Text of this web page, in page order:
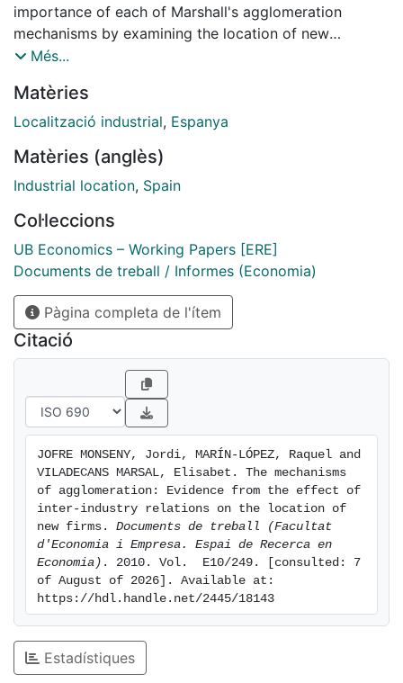
importance of each of Marshall's agglomeration
mechanisms by examining the location of new
manufacturing firms in Spain. In particular, we estimate
function of (pre-determined) local employment levels
in industries that: 1) use similar workers (labor market
(input sharing); and 3) use similar technologies
(knowledge spillovers). We examine the variation in
municipalities within large cities to shed light on the
geographical scope of each of the three
agglomeration mechanisms. We find evidence of all
three agglomeration mechanisms, although their
incidence differs depending on the geographical scale
of the analysis.
Més...
Matèries
Localització industrial, Espanya
Matèries (anglès)
Industrial location, Spain
Col·leccions
UB Economics – Working Papers [ERE]
Documents de treball / Informes (Economia)
Pàgina completa de l'ítem
Citació
JOFRE MONSENY, Jordi, MARÍN-LÓPEZ, Raquel and
VILADECANS MARSAL, Elisabet. The mechanisms
of agglomeration: Evidence from the effect of
inter-industry relations on the location of
new firms. Documents de treball (Facultat
d'Economia i Empresa. Espai de Recerca en
Economia) . 2010. Vol.  E10/249. [consulted: 7
of August of 2026]. Available at:
https://hdl.handle.net/2445/18143
Estadístiques